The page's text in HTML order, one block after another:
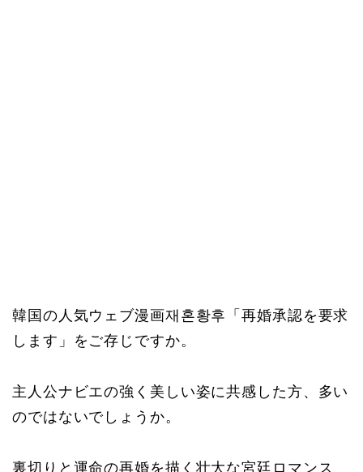
韓国の人気ウェブ漫画재혼황후「再婚承認を要求
します」をご存じですか。
主人公ナビエの強く美しい姿に共感した方、多い
のではないでしょうか。
裏切りと運命の再婚を描く壮大な宮廷ロマンス